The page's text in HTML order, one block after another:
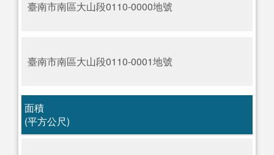
臺南市南區大山段0110-0000地號
臺南市南區大山段0110-0001地號
面積
(平方公尺)